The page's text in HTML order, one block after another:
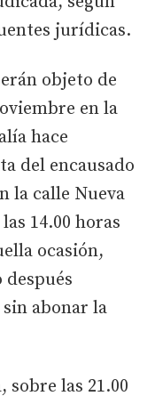
jurídicas.
objeto de
en la
hace
del encausado
la calle Nueva
14.00 horas
ocasión,
abonar la
sobre las 21.00